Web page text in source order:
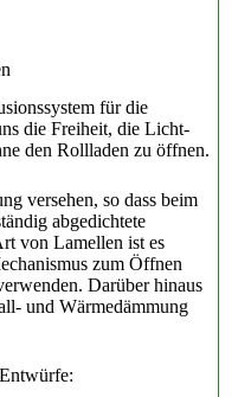
für die
die Freiheit, die Licht-
den Rollladen zu öffnen.
versehen, so dass beim
abgedichtete
von Lamellen ist es
zum Öffnen
Darüber hinaus
und Wärmedämmung